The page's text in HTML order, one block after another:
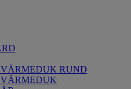
VÄRMEDUK RUND
VÄRMEDUK